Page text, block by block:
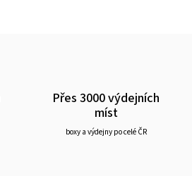
Přes 3000 výdejních
míst
boxy a výdejny po celé ČR